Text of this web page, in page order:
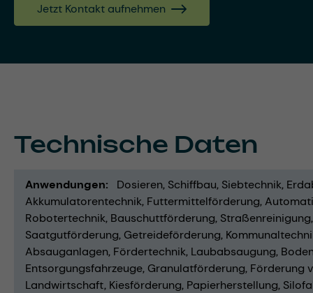
Jetzt Kontakt aufnehmen
Technische Daten
Anwendungen Dosieren Schiffbau Siebtechnik
Akkumulatorentechnik Futtermittelförderung
Robotertechnik Bauschuttförderung Straßenreinigung
Saatgutförderung Getreideförderung
Absauganlagen Fördertechnik Laubabsaugung
Entsorgungsfahrzeuge Granulatförderung Förderung
Landwirtschaft Kiesförderung Papierherstellung